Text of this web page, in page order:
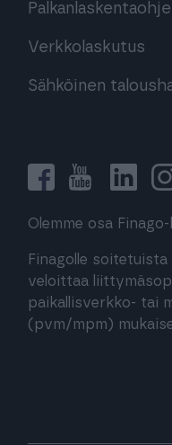
Verkkolaskutus
Sähköinen
Olemme osa
Finagolle
veloittaa
paikallisverkko- tai
(pvm/mpm)